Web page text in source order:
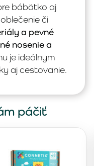
bábätko aj
či
a pevné
nosenie a
je ideálnym
aj cestovanie.
páčiť